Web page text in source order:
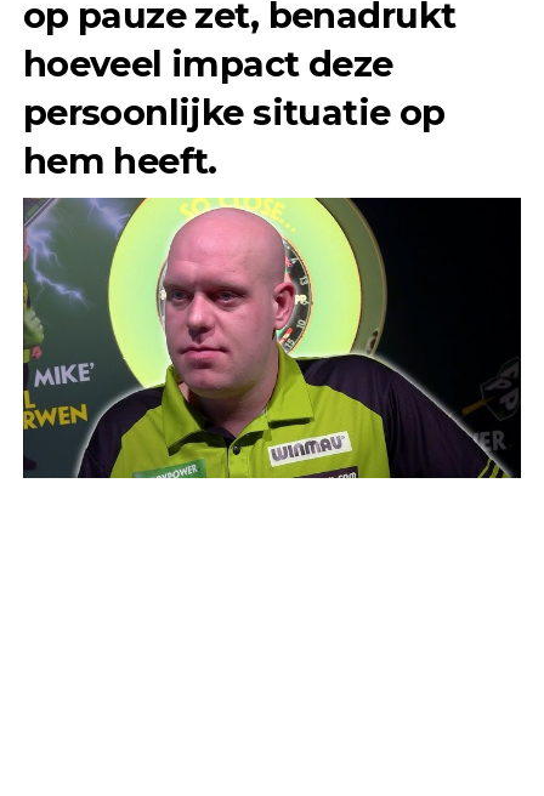
op pauze zet, benadrukt
hoeveel impact deze
persoonlijke situatie op
hem heeft.